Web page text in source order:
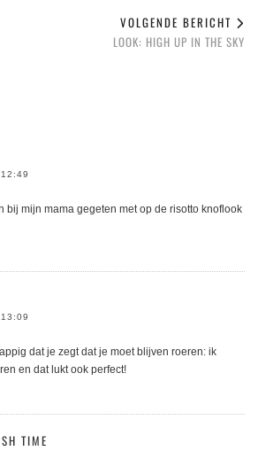
VOLGENDE BERICHT
LOOK: HIGH UP IN THE SKY
bij mijn mama gegeten met op de risotto knoflook
dat je zegt dat je moet blijven roeren: ik
en dat lukt ook perfect!
TIME